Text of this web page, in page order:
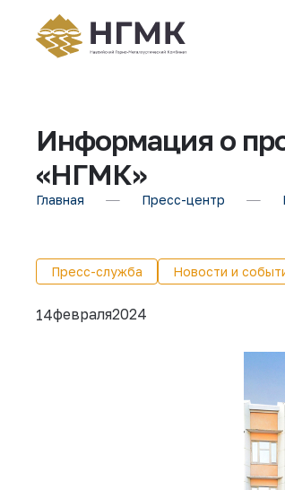
Информация о
«НГМК»
Главная Пресс-центр
Пресс-служба Новости и
14февраля2024